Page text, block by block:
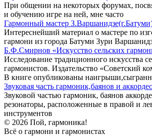
При общении на некоторых форумах,
и обучению игре на ней, мне часто
Гармонный мастер
Интереснейший материал о мастере по
гармони из города Батуми Зури
Б.Ф.Смирнов «Искусство сельских
Исследование традиционного искусства
гармонистов. Издательство «Советский
В книге опубликованы
Звуковая часть гармоник,баянов и
Звуковой частью гармоник, баянов
резонаторы, расположенные в правой и
инструментов
© 2026 Пой, гармоника!
Всё о гармони и гармонистах